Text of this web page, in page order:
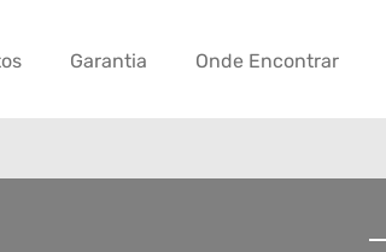
Garantia Onde Encontrar